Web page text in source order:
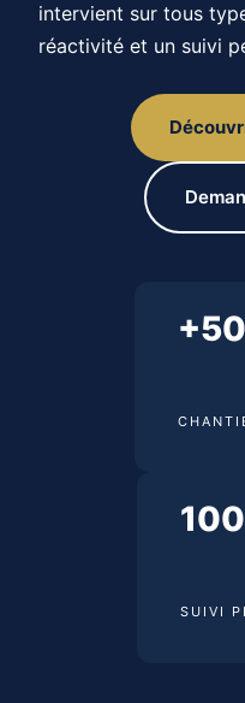
intervient sur tous
réactivité et un suivi
+50
SUIVI